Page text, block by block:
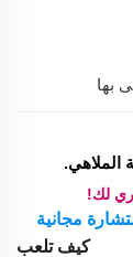
بها
الملاهي.
لك!
مجانية
كيف تلعب